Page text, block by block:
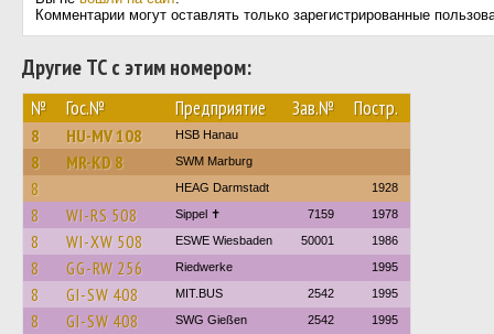
Комментарии могут оставлять только зарегистрированные
Другие ТС с этим номером:
№ Гос.№ Предприятие Зав.№ Постр.
8 HU-MV 108 HSB Hanau
8 MR-KD 8 SWM Marburg
8 HEAG Darmstadt 1928
8 WI-RS 508 Sippel ✝︎ 7159 1978
8 WI-XW 508 ESWE Wiesbaden 50001 1986
8 GG-RW 256 Riedwerke 1995
8 GI-SW 408 MIT.BUS 2542 1995
8 GI-SW 408 SWG Gießen 2542 1995